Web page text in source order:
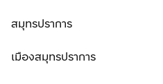
สมุทรปราการ
เมืองสมุทรปราการ